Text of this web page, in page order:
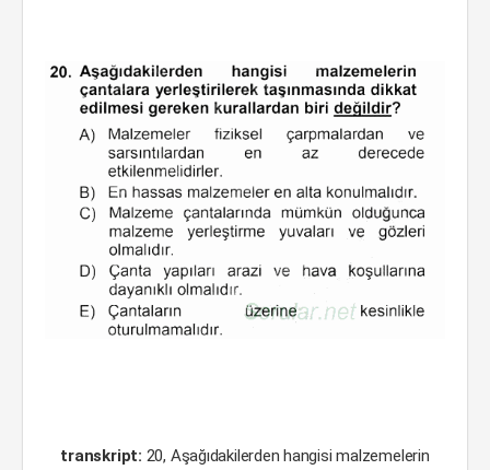
transkript: 20, Aşağıdakilerden hangisi malzemelerin